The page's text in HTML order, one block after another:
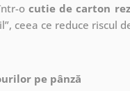
o cutie de carton
ceea ce reduce riscul
pe pânză